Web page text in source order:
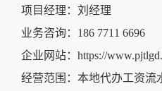
项目经理：刘经理
业务咨询：186 7711 6696
企业网站：https://
经营范围：本地代办工资流